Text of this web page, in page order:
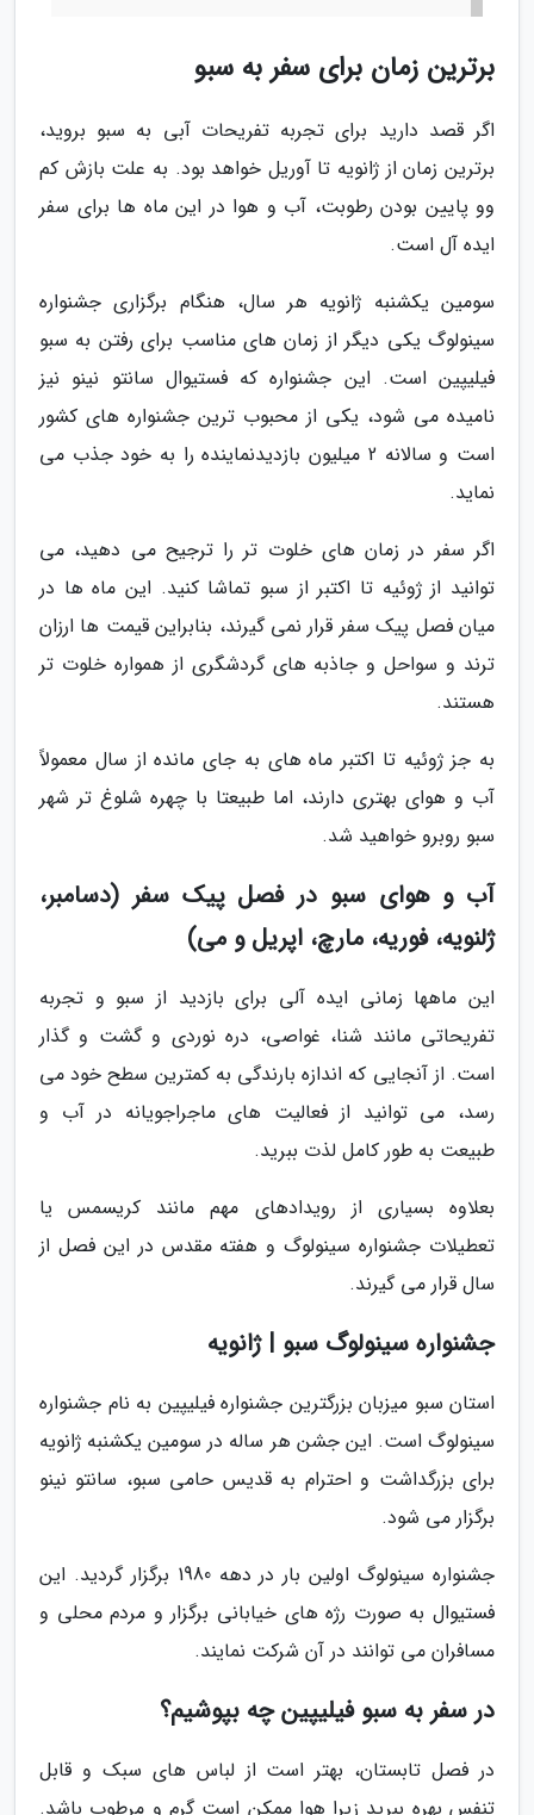
برترین زمان برای سفر به سبو
اگر قصد دارید برای تجربه تفریحات آبی به سبو بروید،
برترین زمان از ژانویه تا آوریل خواهد بود. به علت بازش کم
وو پایین بودن رطوبت، آب و هوا در این ماه ها برای سفر
ایده آل است.
سومین یکشنبه ژانویه هر سال، هنگام برگزاری جشنواره
سینولوگ یکی دیگر از زمان های مناسب برای رفتن به سبو
فیلیپین است. این جشنواره که فستیوال سانتو نینو نیز
نامیده می شود، یکی از محبوب ترین جشنواره های کشور
است و سالانه 2 میلیون بازدیدنماینده را به خود جذب می
نماید.
اگر سفر در زمان های خلوت تر را ترجیح می دهید، می
توانید از ژوئیه تا اکتبر از سبو تماشا کنید. این ماه ها در
میان فصل پیک سفر قرار نمی گیرند، بنابراین قیمت ها ارزان
ترند و سواحل و جاذبه های گردشگری از همواره خلوت تر
هستند.
به جز ژوئیه تا اکتبر ماه های به جای مانده از سال معمولاً
آب و هوای بهتری دارند، اما طبیعتا با چهره شلوغ تر شهر
سبو روبرو خواهید شد.
آب و هوای سبو در فصل پیک سفر (دسامبر،
ژلنویه، فوریه، مارچ، اپریل و می)
این ماهها زمانی ایده آلی برای بازدید از سبو و تجربه
تفریحاتی مانند شنا، غواصی، دره نوردی و گشت و گذار
است. از آنجایی که اندازه بارندگی به کمترین سطح خود می
رسد، می توانید از فعالیت های ماجراجویانه در آب و
طبیعت به طور کامل لذت ببرید.
بعلاوه بسیاری از رویدادهای مهم مانند کریسمس یا
تعطیلات جشنواره سینولوگ و هفته مقدس در این فصل از
سال قرار می گیرند.
جشنواره سینولوگ سبو | ژانویه
استان سبو میزبان بزرگترین جشنواره فیلیپین به نام جشنواره
سینولوگ است. این جشن هر ساله در سومین یکشنبه ژانویه
برای بزرگداشت و احترام به قدیس حامی سبو، سانتو نینو
برگزار می شود.
جشنواره سینولوگ اولین بار در دهه 1980 برگزار گردید. این
فستیوال به صورت رژه های خیابانی برگزار و مردم محلی و
مسافران می توانند در آن شرکت نمایند.
در سفر به سبو فیلیپین چه بپوشیم؟
در فصل تابستان، بهتر است از لباس های سبک و قابل
تنفس بهره ببرید زیرا هوا ممکن است گرم و مرطوب باشد.